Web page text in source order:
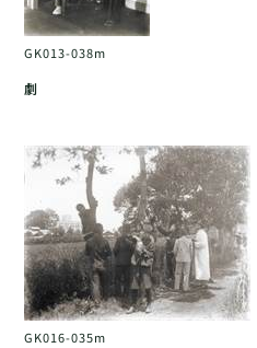
GK013-038m
劇
GK016-035m